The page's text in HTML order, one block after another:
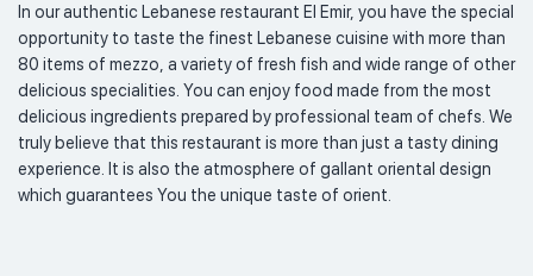
In our authentic Lebanese restaurant El Emir, you have the special
opportunity to taste the finest Lebanese cuisine with more than
80 items of mezzo, a variety of fresh fish and wide range of other
delicious specialities. You can enjoy food made from the most
delicious ingredients prepared by professional team of chefs. We
truly believe that this restaurant is more than just a tasty dining
experience. It is also the atmosphere of gallant oriental design
which guarantees You the unique taste of orient.